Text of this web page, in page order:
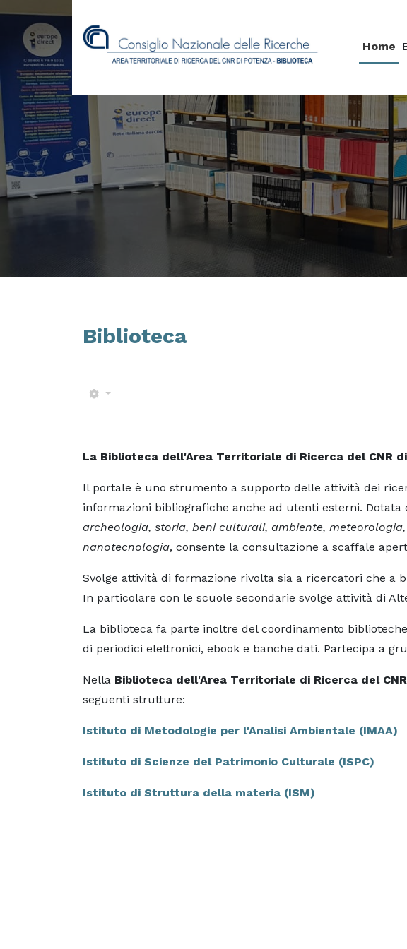
Home
Biblioteca
La Biblioteca dell'Area Territoriale di Ricerca del CNR
Il portale è uno strumento a supporto delle attività dei
informazioni bibliografiche anche ad utenti esterni.
archeologia, storia, beni culturali, ambiente,
nanotecnologia, consente la consultazione a scaffale
Svolge attività di formazione rivolta sia a ricercatori che
In particolare con le scuole secondarie svolge attività di
La biblioteca fa parte inoltre del coordinamento
di periodici elettronici, ebook e banche dati. Partecipa a
Nella Biblioteca dell'Area Territoriale di Ricerca del
seguenti strutture:
Istituto di Metodologie per l'Analisi Ambientale (IMAA)
Istituto di Scienze del Patrimonio Culturale (ISPC)
Istituto di Struttura della materia (ISM)